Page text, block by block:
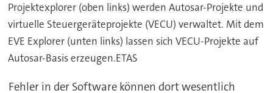
Projektexplorer (oben links) werden Autosar-Projekte und
virtuelle Steuergeräteprojekte (VECU) verwaltet. Mit dem
EVE Explorer (unten links) lassen sich VECU-Projekte auf
Autosar-Basis erzeugen.ETAS
Fehler in der Software können dort wesentlich